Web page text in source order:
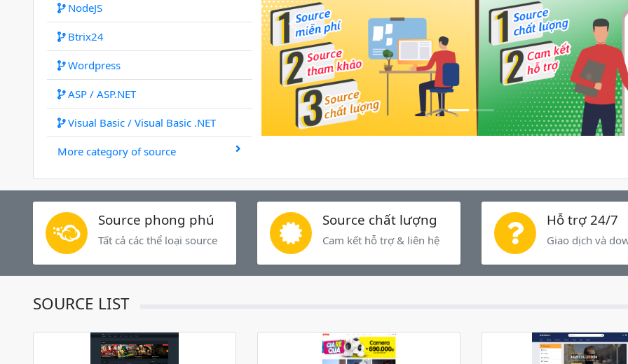
NodeJS
Btrix24
Wordpress
ASP / ASP.NET
Visual Basic / Visual Basic .NET
More category of source
Previous
Source phong phú
Tất cả các thể loại source
Source chất lượng
Cam kết hỗ trợ & liên hệ
Hỗ trợ 24/7
Giao dịch và
SOURCE LIST